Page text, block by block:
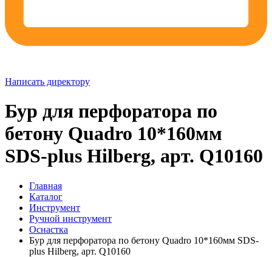
Написать директору
Бур для перфоратора по
бетону Quadro 10*160мм
SDS-plus Hilberg, арт. Q10160
Главная
Каталог
Инструмент
Ручной инструмент
Оснастка
Бур для перфоратора по бетону Quadro 10*160мм SDS-
plus Hilberg, арт. Q10160